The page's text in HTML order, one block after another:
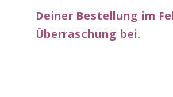
Deiner Bestellung im
Überraschung bei.